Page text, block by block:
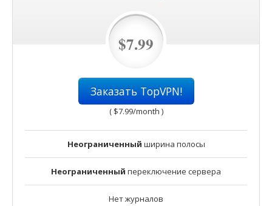
$7.99
Заказать TopVPN!
( $7.99/month )
Неограниченный ширина полосы
Неограниченный переключение сервера
Нет журналов